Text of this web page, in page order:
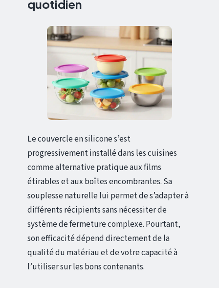
quotidien
Le couvercle en silicone s’est
progressivement installé dans les cuisines
comme alternative pratique aux films
étirables et aux boîtes encombrantes. Sa
souplesse naturelle lui permet de s’adapter à
différents récipients sans nécessiter de
système de fermeture complexe. Pourtant,
son efficacité dépend directement de la
qualité du matériau et de votre capacité à
l’utiliser sur les bons contenants.